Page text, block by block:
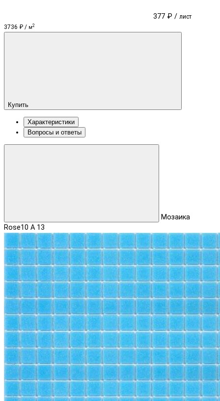
377 ₽ / лист
3736 ₽ / м2
Купить
Характеристики
Вопросы и ответы
Мозаика
Rose10 A 13